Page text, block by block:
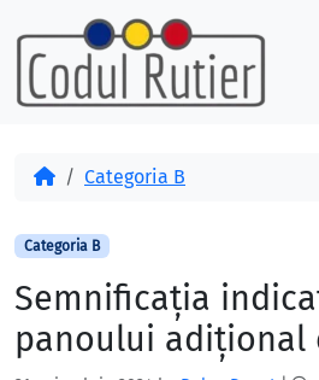
Skip to content
Skip to footer
AcasăCategoria B
Categoria B
Semnificaţia
panoului adiţional